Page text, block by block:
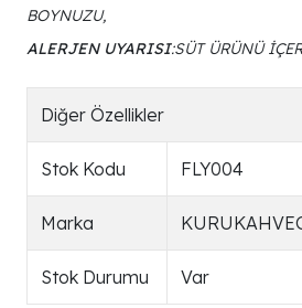
BOYNUZU,
ALERJEN UYARISI:SÜT ÜRÜNÜ
Diğer Özellikler
Stok Kodu FLY004
Marka
Stok Durumu Var